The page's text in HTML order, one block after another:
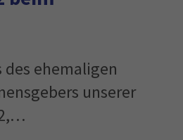
ehemaligen
unserer